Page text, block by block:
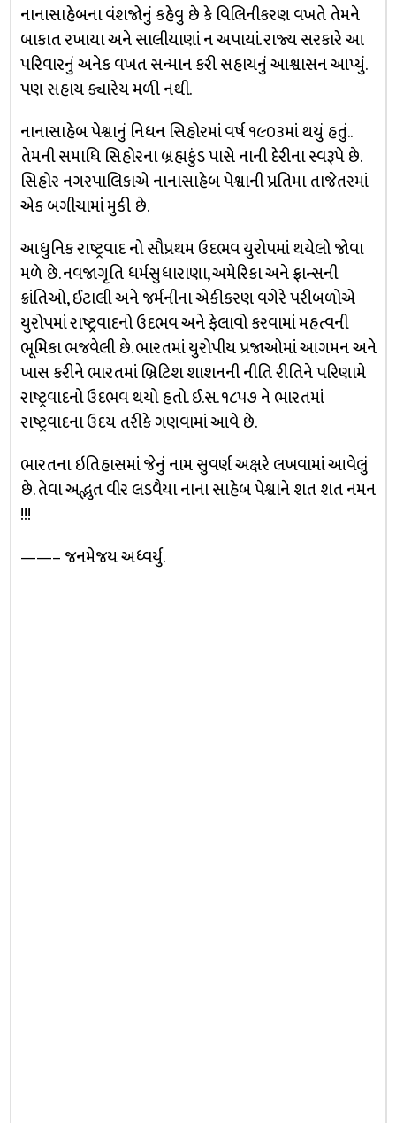
નાનાસાહેબના વંશજોનું કહેવુ છે કે વિલિનીકરણ વખતે તેમને
બાકાત રખાયા અને સાલીયાણાં ન અપાયાં. રાજ્ય સરકારે આ
પરિવારનું અનેક વખત સન્માન કરી સહાયનું આશ્વાસન આપ્યું.
પણ સહાય ક્યારેય મળી નથી.
નાનાસાહેબ પેશ્વાનું નિધન સિહોરમાં વર્ષ ૧૯૦૩માં થયું હતું..
તેમની સમાધિ સિહોરના બ્રહ્મકુંડ પાસે નાની દેરીના સ્વરૂપે છે.
સિહોર નગરપાલિકાએ નાનાસાહેબ પેશ્વાની પ્રતિમા તાજેતરમાં
એક બગીચામાં મુકી છે.
આધુનિક રાષ્ટ્રવાદ નો સૌપ્રથમ ઉદભવ યુરોપમાં થયેલો જોવા
મળે છે. નવજાગૃતિ ધર્મસુધારાણા, અમેરિકા અને ફ્રાન્સની
ક્રાંતિઓ, ઈટાલી અને જર્મનીના એકીકરણ વગેરે પરીબળોએ
યુરોપમાં રાષ્ટ્રવાદનો ઉદભવ અને ફેલાવો કરવામાં મહત્વની
ભૂમિકા ભજવેલી છે. ભારતમાં યુરોપીય પ્રજાઓમાં આગમન અને
ખાસ કરીને ભારતમાં બ્રિટિશ શાશનની નીતિ રીતિને પરિણામે
રાષ્ટ્રવાદનો ઉદભવ થયો હતો. ઈ.સ. ૧૮૫૭ ને ભારતમાં
રાષ્ટ્રવાદના ઉદય તરીકે ગણવામાં આવે છે.
ભારતના ઇતિહાસમાં જેનું નામ સુવર્ણ અક્ષરે લખવામાં આવેલું
છે. તેવા અદ્ભુત વીર લડવૈયા નાના સાહેબ પેશ્વાને શત શત નમન
!!!
——– જનમેજય અધ્વર્યુ.